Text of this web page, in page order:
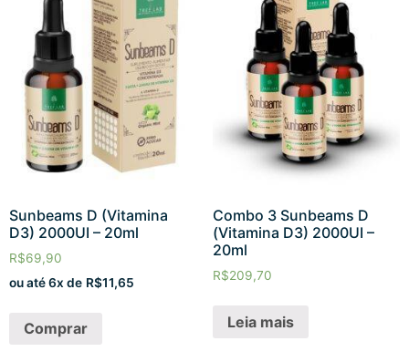
Sunbeams D (Vitamina
D3) 2000UI – 20ml
R$69,90
ou até 6x de R$11,65
Comprar
Combo 3 Sunbeams D
(Vitamina D3) 2000UI –
20ml
R$209,70
Leia mais